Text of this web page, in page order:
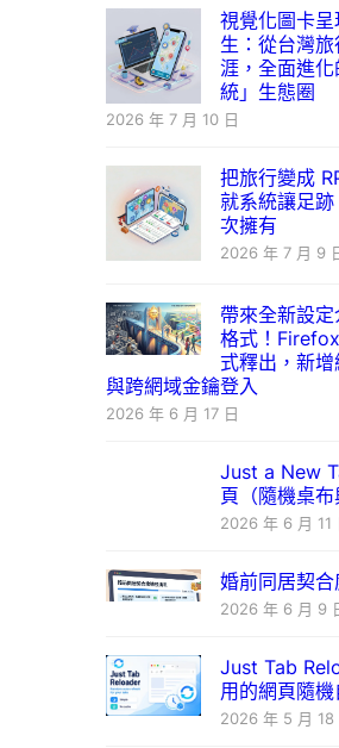
視覺化圖卡
生：從台灣
涯，全面進
統」生態圈
2026 年 7 月 10 日
把旅行變成
就系統讓足
次擁有
2026 年 7 月 9
帶來全新設
格式！
式釋出，新
與跨網域金鑰登入
2026 年 6 月 17 日
Just a New
頁（隨機桌布
2026 年 6 月 11
婚前同居契
2026 年 6 月 9
Just Tab
用的網頁隨
2026 年 5 月 18